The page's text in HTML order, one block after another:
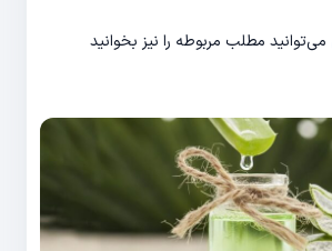
می‌توانید مطلب مربوطه را نیز بخوانید